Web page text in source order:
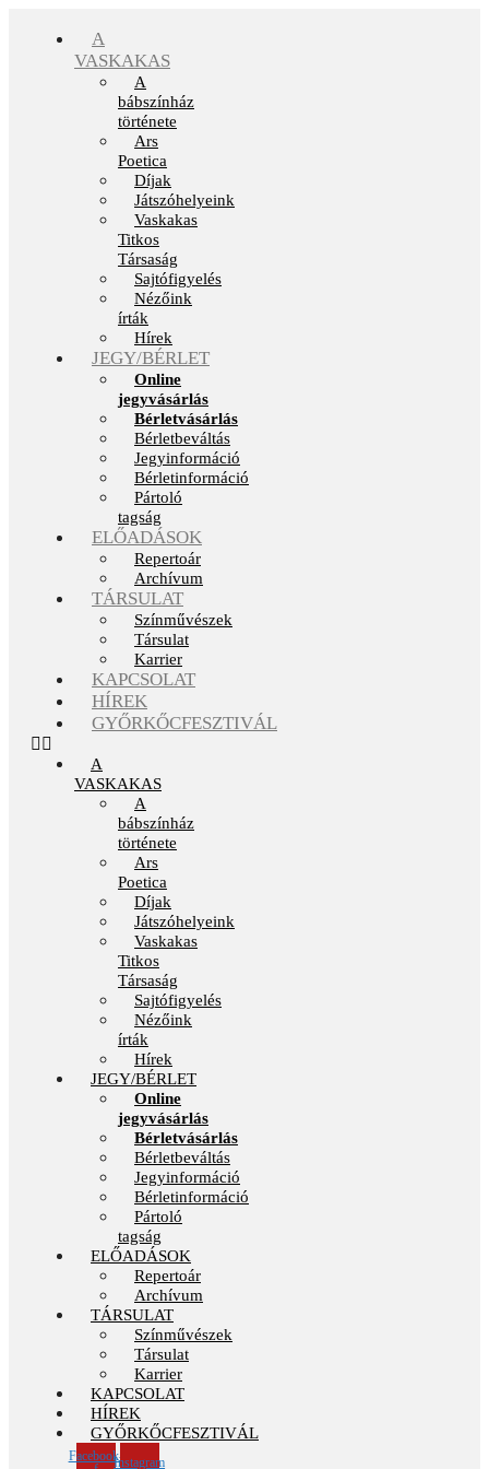
tartalomba
A
VASKAKAS
A
bábszínház
története
Ars
Poetica
Díjak
Játszóhelyeink
Vaskakas
Titkos
Társaság
Sajtófigyelés
Nézőink
írták
Hírek
JEGY/BÉRLET
Online
jegyvásárlás
Bérletvásárlás
Bérletbeváltás
Jegyinformáció
Bérletinformáció
Pártoló
tagság
ELŐADÁSOK
Repertoár
Archívum
TÁRSULAT
Színművészek
Társulat
Karrier
KAPCSOLAT
HÍREK
GYŐRKŐCFESZTIVÁL
A
VASKAKAS
A
bábszínház
története
Ars
Poetica
Díjak
Játszóhelyeink
Vaskakas
Titkos
Társaság
Sajtófigyelés
Nézőink
írták
Hírek
JEGY/BÉRLET
Online
jegyvásárlás
Bérletvásárlás
Bérletbeváltás
Jegyinformáció
Bérletinformáció
Pártoló
tagság
ELŐADÁSOK
Repertoár
Archívum
TÁRSULAT
Színművészek
Társulat
Karrier
KAPCSOLAT
HÍREK
GYŐRKŐCFESZTIVÁL
Facebook-Instagram